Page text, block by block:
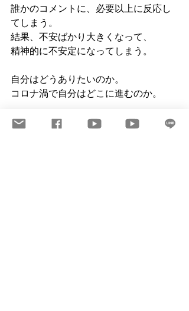
誰かのコメントに、必要以上に反応し
てしまう。
結果、不安ばかり大きくなって、
精神的に不安定になってしまう。
自分はどうありたいのか。
コロナ渦で自分はどこに進むのか。
こうした本質を問う際には、